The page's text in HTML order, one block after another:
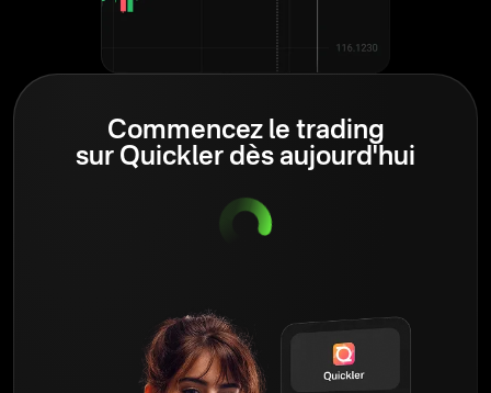
Commencez le trading
sur Quickler dès aujourd'hui